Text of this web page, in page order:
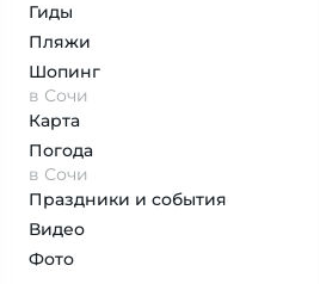
Гиды
Пляжи
Шопинг
в Сочи
Карта
Погода
в Сочи
Праздники и события
Видео
Фото